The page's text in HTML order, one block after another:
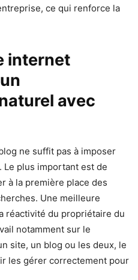
ce qui renforce la
internet
avec
ne suffit pas à imposer
Le plus important est de
à la première place des
Une meilleure
réactivité du propriétaire du
notamment sur le
site, un blog ou les deux, le
les gérer correctement pour